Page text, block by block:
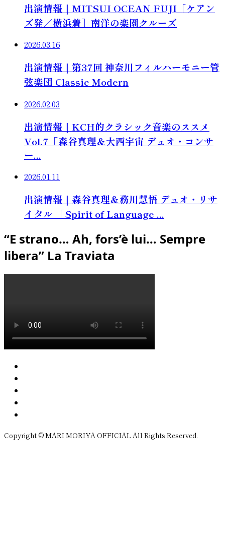
出演情報｜MITSUI OCEAN FUJI［ケアン
ズ発／横浜着］南洋の楽園クルーズ
2026.03.16
出演情報｜第37回 神奈川フィルハーモニー管
弦楽団 Classic Modern
2026.02.03
出演情報｜KCH的クラシック音楽のススメ
Vol.7「森谷真理＆大西宇宙 デュオ・コンサ
ー...
2026.01.11
出演情報｜森谷真理＆務川慧悟 デュオ・リサ
イタル 「Spirit of Language ...
“E strano… Ah, fors’è lui… Sempre
libera” La Traviata
Copyright © MARI MORIYA OFFICIAL All Rights Reserved.